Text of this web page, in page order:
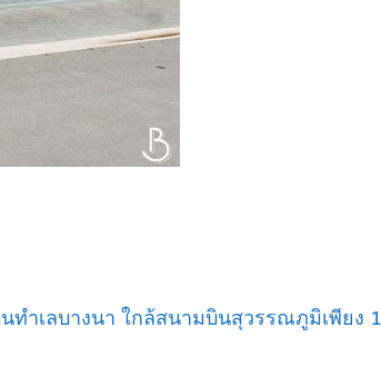
ทำเลบางนา ใกล้สนามบินสุวรรณภูมิเพียง